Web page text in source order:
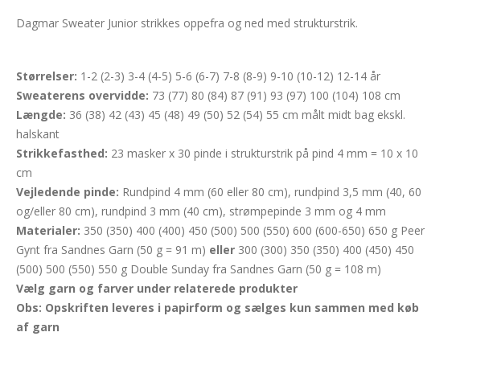
Dagmar Sweater Junior strikkes oppefra og ned med strukturstrik.
Størrelser: 1-2 (2-3) 3-4 (4-5) 5-6 (6-7) 7-8 (8-9) 9-10 (10-12) 12-14 år
Sweaterens overvidde: 73 (77) 80 (84) 87 (91) 93 (97) 100 (104) 108 cm
Længde: 36 (38) 42 (43) 45 (48) 49 (50) 52 (54) 55 cm målt midt bag ekskl.
halskant
Strikkefasthed: 23 masker x 30 pinde i strukturstrik på pind 4 mm = 10 x 10
cm
Vejledende pinde: Rundpind 4 mm (60 eller 80 cm), rundpind 3,5 mm (40, 60
og/eller 80 cm), rundpind 3 mm (40 cm), strømpepinde 3 mm og 4 mm
Materialer: 350 (350) 400 (400) 450 (500) 500 (550) 600 (600-650) 650 g Peer
Gynt fra Sandnes Garn (50 g = 91 m) eller300 (300) 350 (350) 400 (450) 450
(500) 500 (550) 550 g Double Sunday fra Sandnes Garn (50 g = 108 m)
Vælg garn og farver under relaterede produkter
Obs: Opskriften leveres i papirform og sælges kun sammen med køb
af garn